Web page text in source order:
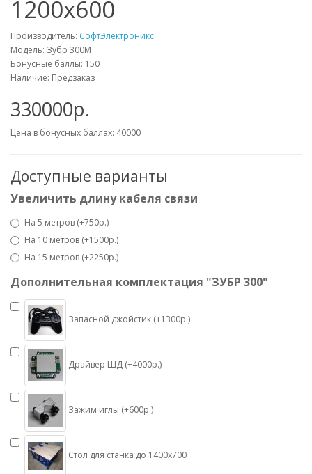
1200х600
Производитель: СофтЭлектроникс
Модель: Зубр 300М
Бонусные баллы: 150
Наличие: Предзаказ
330000р.
Цена в бонусных баллах: 40000
Доступные варианты
Увеличить длину кабеля связи
На 5 метров (+750р.)
На 10 метров (+1500р.)
На 15 метров (+2250р.)
Дополнительная комплектация "ЗУБР 300"
Запасной джойстик (+1300р.)
Драйвер ШД (+4000р.)
Зажим иглы (+600р.)
Стол для станка до 1400х700